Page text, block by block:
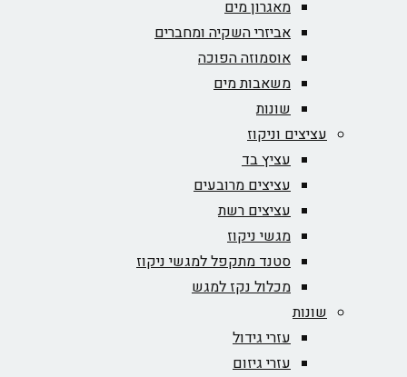
מאגרון מים
אביזרי השקיה ומחברים
אוסמוזה הפוכה
משאבות מים
שונות
עציצים וניקוז
עציץ בד
עציצים מרובעים
עציצים רשת
מגשי ניקוז
סטנד מתקפל למגשי ניקוז
מכלול נקז למגש
שונות
עזרי גידול
עזרי גיזום